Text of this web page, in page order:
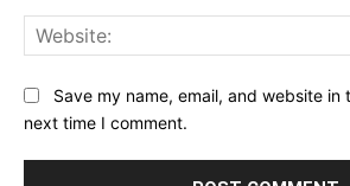
Save my name, email, and website in
next time I comment.